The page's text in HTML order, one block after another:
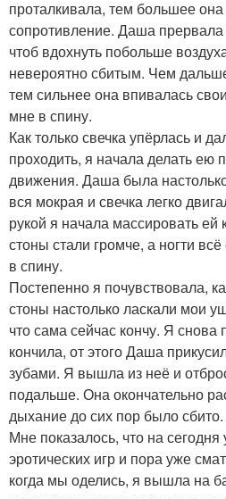
проталкивала, тем большее она
сопротивление. Даша прервала
чтоб вдохнуть побольше
невероятно сбитым. Чем
тем сильнее она впивалась
мне в спину.
Как только свечка упёрлась и
проходить, я начала делать ею
движения. Даша была
вся мокрая и свечка легко
рукой я начала массировать ей
стоны стали громче, а ногти
в спину.
Постепенно я почувствовала,
стоны настолько ласкали мои
что сама сейчас кончу. Я снова
кончила, от этого Даша
зубами. Я вышла из неё и
подальше. Она окончательно
дыхание до сих пор было сбито.
Мне показалось, что на сегодня
эротических игр и пора уже
когда мы оделись, я вышла на